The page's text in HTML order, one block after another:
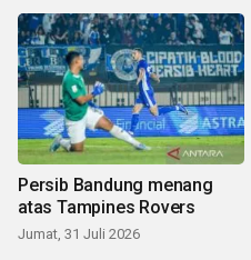
Persib Bandung menang
atas Tampines Rovers
Jumat, 31 Juli 2026